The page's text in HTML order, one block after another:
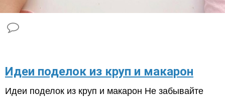
Идеи поделок из круп и макарон
Идеи поделок из круп и макарон Не забывайте